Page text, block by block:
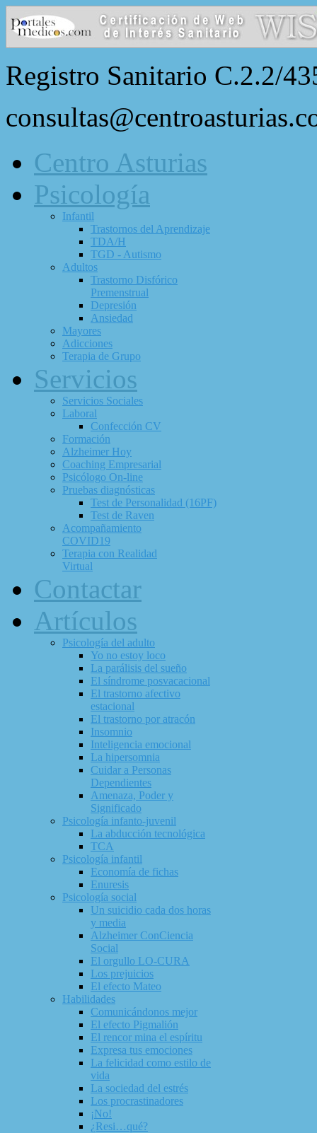
Registro Sanitario C.2.2/
Centro Asturias
Psicología
Infantil
Trastornos del Aprendizaje
TDA/H
TGD - Autismo
Adultos
Trastorno Disfórico
Premenstrual
Depresión
Ansiedad
Mayores
Adicciones
Terapia de Grupo
Servicios
Servicios Sociales
Laboral
Confección CV
Formación
Alzheimer Hoy
Coaching Empresarial
Psicólogo On-line
Pruebas diagnósticas
Test de Personalidad (16PF)
Test de Raven
Acompañamiento
COVID19
Terapia con Realidad
Virtual
Contactar
Artículos
Psicología del adulto
Yo no estoy loco
La parálisis del sueño
El síndrome posvacacional
El trastorno afectivo
estacional
El trastorno por atracón
Insomnio
Inteligencia emocional
La hipersomnia
Cuidar a Personas
Dependientes
Amenaza, Poder y
Significado
Psicología infanto-juvenil
La abducción tecnológica
TCA
Psicología infantil
Economía de fichas
Enuresis
Psicología social
Un suicidio cada dos horas
y media
Alzheimer ConCiencia
Social
El orgullo LO-CURA
Los prejuicios
El efecto Mateo
Habilidades
Comunicándonos mejor
El efecto Pigmalión
El rencor mina el espíritu
Expresa tus emociones
La felicidad como estilo de
vida
La sociedad del estrés
Los procrastinadores
¡No!
¿Resi…qué?